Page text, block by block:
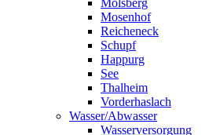
Molsberg
Mosenhof
Reicheneck
Schupf
Happurg
See
Thalheim
Vorderhaslach
Wasser/Abwasser
Wasserversorgung